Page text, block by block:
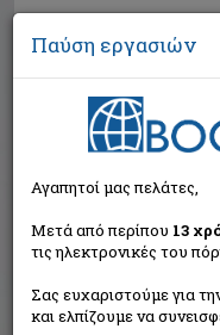
Αναζήτηση
Παύση εργασιών
Αγαπητοί μας πελάτες,
Μετά από περίπου 13
τις ηλεκτρονικές του
Σας ευχαριστούμε για
και ελπίζουμε να